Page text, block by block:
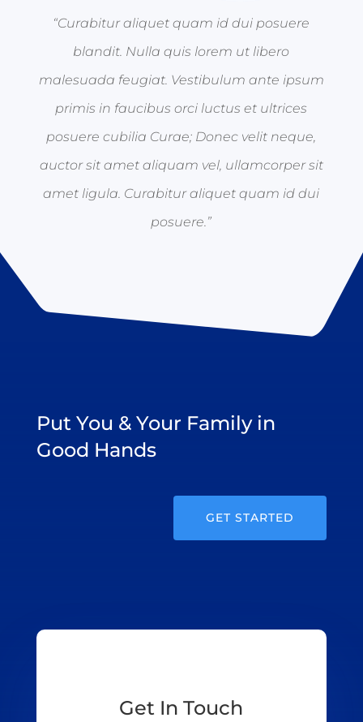
“Curabitur aliquet quam id dui posuere
blandit. Nulla quis lorem ut libero
malesuada feugiat. Vestibulum ante ipsum
primis in faucibus orci luctus et ultrices
posuere cubilia Curae; Donec velit neque,
auctor sit amet aliquam vel, ullamcorper sit
amet ligula. Curabitur aliquet quam id dui
posuere.”
Put You & Your Family in
Good Hands
GET STARTED
Get In Touch